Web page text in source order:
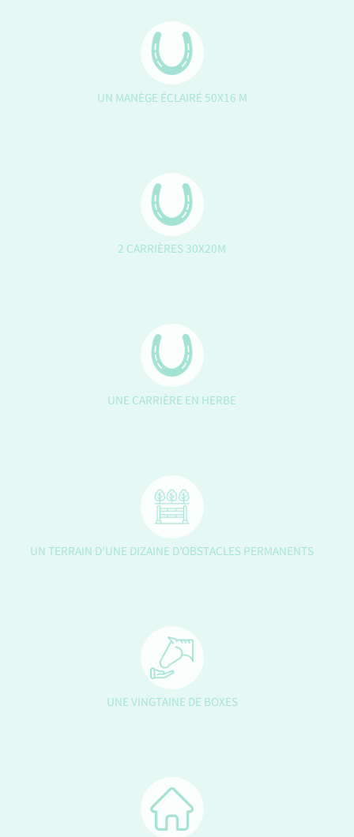
UN MANÈGE ÉCLAIRÉ 50X16 M
2 CARRIÈRES 30X20M
UNE CARRIÈRE EN HERBE
UN TERRAIN D’UNE DIZAINE D’OBSTACLES PERMANENTS
UNE VINGTAINE DE BOXES